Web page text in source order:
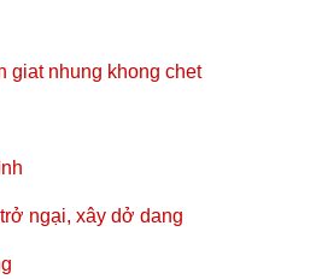
giat nhung khong chet
ngại, xây dở dang